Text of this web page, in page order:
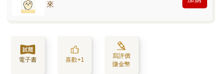
來
電子書 喜歡+1
寫評價
賺金幣